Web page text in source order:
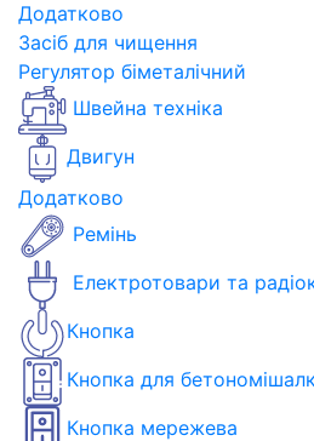
Додатково
Засіб для чищення
Регулятор біметалічний
Швейна техніка
Двигун
Додатково
Ремінь
Електротовари та
Кнопка
Кнопка для
Кнопка мережева